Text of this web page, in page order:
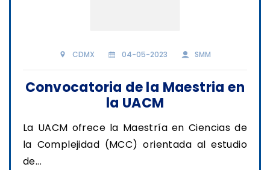
CDMX 04-05-2023 SMM
Convocatoria de la Maestria en
la UACM
La UACM ofrece la Maestría en Ciencias de
la Complejidad (MCC) orientada al estudio
de...